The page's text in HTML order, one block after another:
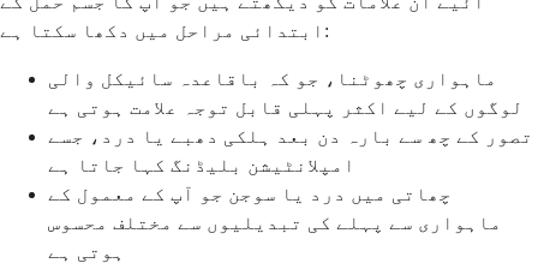
ابتدائی مراحل میں دکھا سکتا ہے:
ماہواری چھوٹنا، جو کہ باقاعدہ سائیکل والی
لوگوں کے لیے اکثر پہلی قابل توجہ علامت ہوتی ہے
تصور کے چھ سے بارہ دن بعد ہلکی دھبے یا درد، جسے
امپلانٹیشن بلیڈنگ کہا جاتا ہے
چھاتی میں درد یا سوجن جو آپ کے معمول کے
ماہواری سے پہلے کی تبدیلیوں سے مختلف محسوس
ہوتی ہے